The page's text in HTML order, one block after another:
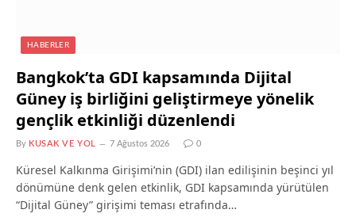
HABERLER
Bangkok’ta GDI kapsamında Dijital
Güney iş birliğini geliştirmeye yönelik
gençlik etkinliği düzenlendi
By KUSAK VE YOL 7 Ağustos 2026 0
Küresel Kalkınma Girişimi’nin (GDI) ilan edilişinin beşinci yıl
dönümüne denk gelen etkinlik, GDI kapsamında yürütülen
“Dijital Güney” girişimi teması etrafında…